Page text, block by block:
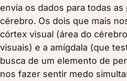
envia os dados para todas
cérebro. Os dois que mais
córtex visual (área do
visuais) e a amígdala (que
busca de um elemento de
nos fazer sentir medo